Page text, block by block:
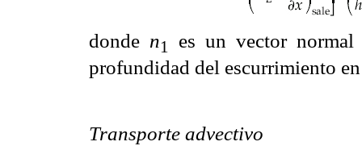
donde n1
es un vector
profundidad del escurrimiento
Transporte advectivo